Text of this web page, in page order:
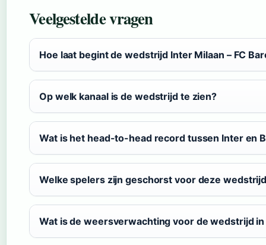
Veelgestelde vragen
Hoe laat begint de wedstrijd Inter Milaan – FC
Op welk kanaal is de wedstrijd te zien?
Wat is het head-to-head record tussen Inter en
Welke spelers zijn geschorst voor deze
Wat is de weersverwachting voor de wedstrijd in